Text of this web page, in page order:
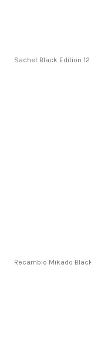
Sachet Black Edition
Recambio Mikado